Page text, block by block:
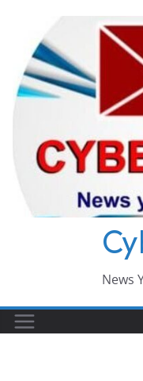
content
News